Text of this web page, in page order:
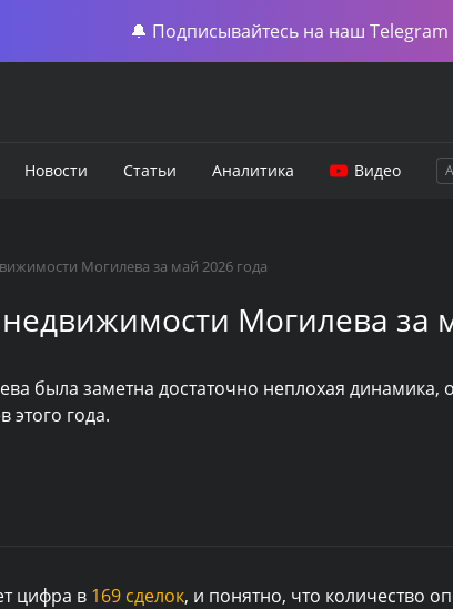
🔔 Подписывайтесь на наш
Новости Статьи Аналитика Видео
Могилева за май 2026 года
Могилева за
была заметна достаточно неплохая динамика,
этого года.
цифра в 169 сделок, и понятно, что количество